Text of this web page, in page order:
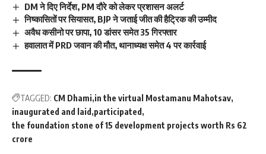
DM ने दिए निर्देश, PM दौरे को लेकर प्रशासन अलर्ट
निष्कासितों पर सियासत, BJP ने जताई जीत की हैट्रिक की उम्मीद
अवैध कसीनो पर छापा, 10 डांसर समेत 35 गिरफ्तार
हवालात में PRD जवान की मौत, थानाध्यक्ष समेत 4 पर कार्रवाई
TAGGED: CM Dhami in the virtual Mostamanu Mahotsav
inaugurated and laid participated
the foundation stone of 15 development projects worth Rs 62
crore